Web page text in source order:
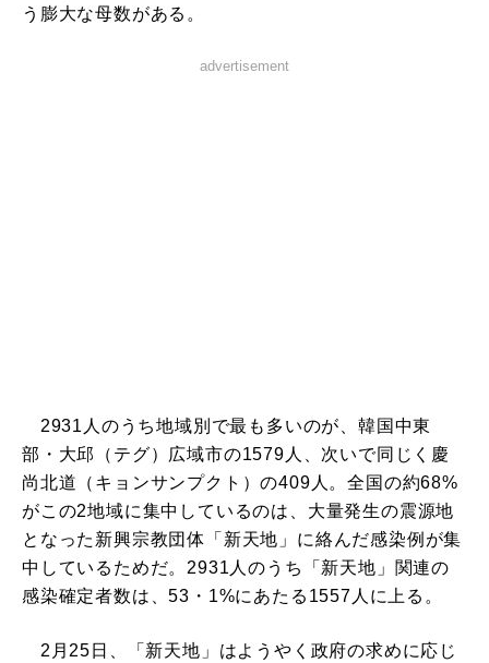
う膨大な母数がある。
advertisement
2931人のうち地域別で最も多いのが、韓国中東
部・大邱（テグ）広域市の1579人、次いで同じく慶
尚北道（キョンサンプクト）の409人。全国の約68%
がこの2地域に集中しているのは、大量発生の震源地
となった新興宗教団体「新天地」に絡んだ感染例が集
中しているためだ。2931人のうち「新天地」関連の
感染確定者数は、53・1%にあたる1557人に上る。
2月25日、「新天地」はようやく政府の求めに応じ